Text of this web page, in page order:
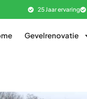
25 Jaar ervaring
Gevelrenovatie